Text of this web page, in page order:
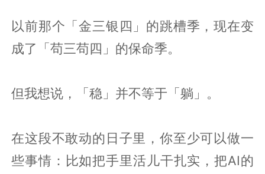
以前那个「金三银四」的跳槽季，现在变
成了「苟三苟四」的保命季。
但我想说，「稳」并不等于「躺」。
在这段不敢动的日子里，你至少可以做一
些事情：比如把手里活儿干扎实，把AI的